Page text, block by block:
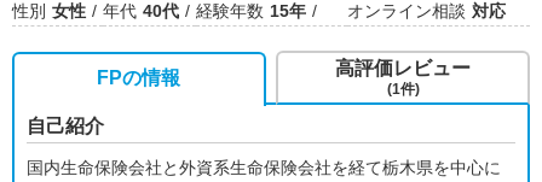
性別 女性 年代 40代 経験年数 15年 オンライン相談 対応
FPの情報
自己紹介
国内生命保険会社と外資系生命保険会社を経て栃木県を中心に
高評価レビュー
(1件)